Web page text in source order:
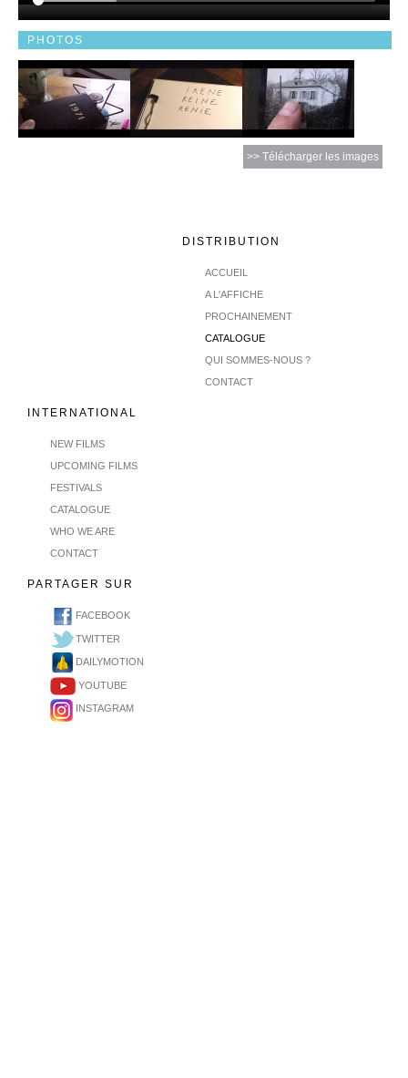
PHOTOS
>> Télécharger les images
DISTRIBUTION
ACCUEIL
A L'AFFICHE
PROCHAINEMENT
CATALOGUE
QUI SOMMES-NOUS ?
CONTACT
INTERNATIONAL
NEW FILMS
UPCOMING FILMS
FESTIVALS
CATALOGUE
WHO WE ARE
CONTACT
PARTAGER SUR
FACEBOOK
TWITTER
DAILYMOTION
YOUTUBE
INSTAGRAM